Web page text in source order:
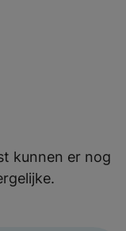
kunnen er nog